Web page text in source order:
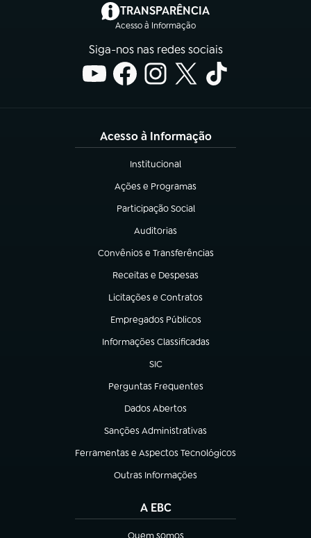
TRANSPARÊNCIA
Acesso à Informação
(abre em nova aba)
Siga-nos nas redes sociais
Acesso à Informação
Institucional
(abre em nova aba)
Ações e Programas
(abre em nova aba)
Participação Social
(abre em nova aba)
Auditorias
(abre em nova aba)
Convênios e Transferências
(abre em nova aba)
Receitas e Despesas
(abre em nova aba)
Licitações e Contratos
(abre em nova aba)
Empregados Públicos
(abre em nova aba)
Informações Classificadas
(abre em nova aba)
SIC
(abre em nova aba)
Perguntas Frequentes
(abre em nova aba)
Dados Abertos
(abre em nova aba)
Sanções Administrativas
(abre em nova aba)
Ferramentas e Aspectos Tecnológicos
(abre em nova aba)
Outras Informações
(abre em nova aba)
A EBC